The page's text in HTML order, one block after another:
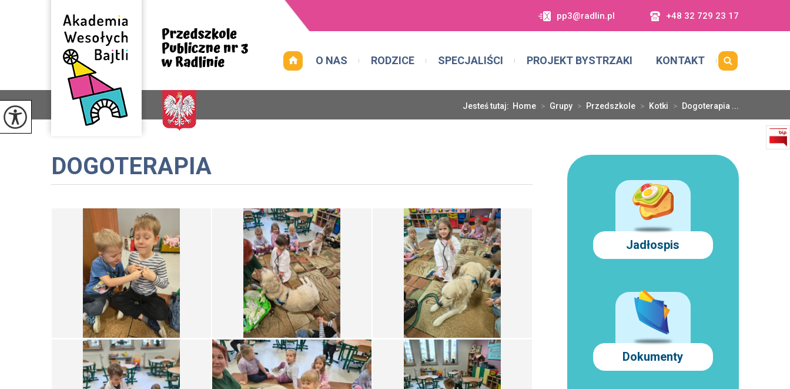
pp3@radlin.pl +48 32 729 23 17
O NAS RODZICE SPECJALIŚCI PROJEKT BYSTRZAKI KONTAKT
Jesteś tutaj: Home > Grupy > Przedszkole > Kotki > Dogoterapia ...
DOGOTERAPIA
Jadłospis
Dokumenty